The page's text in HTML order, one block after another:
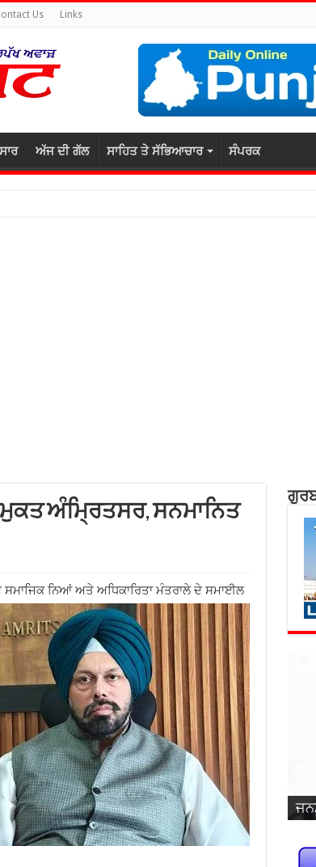
Us Links
ਅੱਜ ਦੀ ਗੱਲ ਸਾਹਿਤ ਤੇ ਸੱਭਿਆਚਾਰ ਸੰਪਰਕ
ਅੰਮ੍ਰਿਤਸਰ, ਸਨਮਾਨਿਤ
ਨਿਆਂ ਅਤੇ ਅਧਿਕਾਰਿਤਾ ਮੰਤਰਾਲੇ ਦੇ ਸਮਾਈਲ